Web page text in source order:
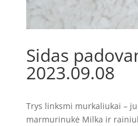
Sidas
2023.09.08
Trys linksmi murkaliukai –
marmurinukė Milka ir